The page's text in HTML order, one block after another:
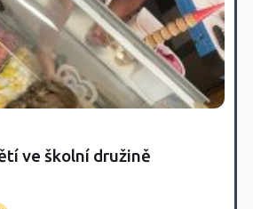
ve školní družině